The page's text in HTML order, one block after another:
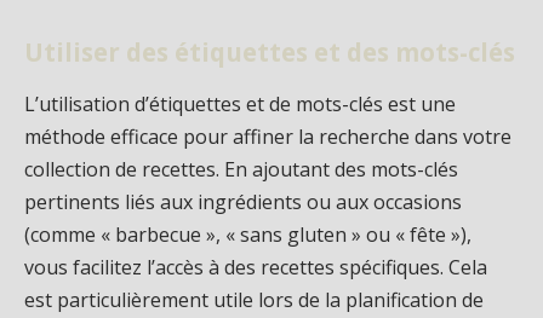
Utiliser des étiquettes et des mots-clés
L’utilisation d’étiquettes et de mots-clés est une
méthode efficace pour affiner la recherche dans votre
collection de recettes. En ajoutant des mots-clés
pertinents liés aux ingrédients ou aux occasions
(comme « barbecue », « sans gluten » ou « fête »),
vous facilitez l’accès à des recettes spécifiques. Cela
est particulièrement utile lors de la planification de